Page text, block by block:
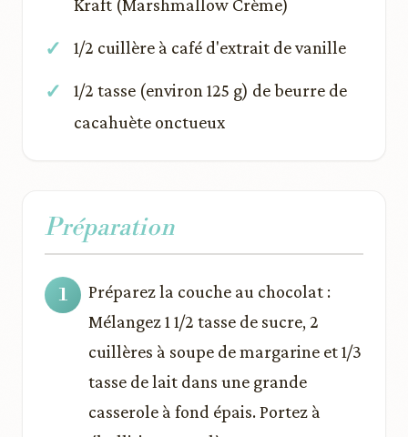
Kraft (Marshmallow Crème)
1/2 cuillère à café d'extrait de vanille
1/2 tasse (environ 125 g) de beurre de
cacahuète onctueux
Préparation
Préparez la couche au chocolat :
Mélangez 1 1/2 tasse de sucre, 2
cuillères à soupe de margarine et 1/3
tasse de lait dans une grande
casserole à fond épais. Portez à